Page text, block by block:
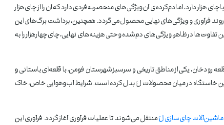
دارد، اما دم‌کرده‌ی آن ویژگی‌های منحصربه‌فردی دارد که آن را از چای هزار
فرآوری و ویژگی‌های نهایی محصول می‌گردد. همچنین، برداشت برگ‌های این
در ظاهر، ویژگی‌های دم‌شده و حتی هزینه‌های نهایی، چای چهارهزار را به
یکی از مناطق تاریخی و سرسبز شهرستان فومن، با قلعه‌ای باستانی و
خاستگاه در میان محصولات لُ بدل کرده است. شرایط آب‌وهوایی خاص، خاک
ماشین‌آلات چای‌سازی لُمنتقل می‌شوند تا عملیات فرآوری آغاز گردد. فرآوری این